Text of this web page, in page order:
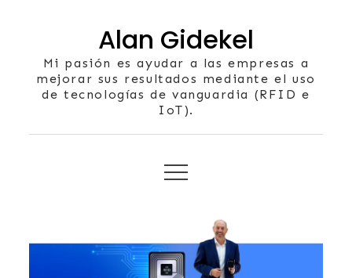
Alan Gidekel
Mi pasión es ayudar a las empresas a
mejorar sus resultados mediante el uso
de tecnologías de vanguardia (RFID e
IoT).